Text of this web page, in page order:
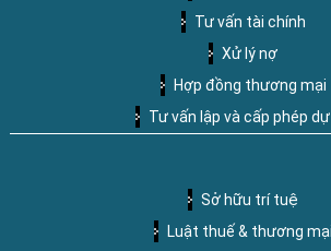
Tư vấn tài chính
Xử lý nợ
Hợp đồng thương mại
Tư vấn lập và cấp phép
Sở hữu trí tuệ
Luật thuế & thương mại